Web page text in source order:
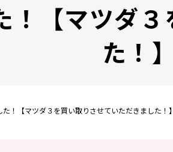
！【マツダ
た！】
！【マツダ３を買い取りさせていただきました！】